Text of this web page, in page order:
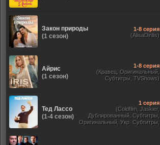
Закон природы
(1 сезон)
1-8 серия
(AlisaDirilis)
Айрис
(1 сезон)
1-8 серия
(Кравец, Оригинальный,
Субтитры, TVShows)
Тед Лассо
(1-4 сезон)
1 серия
(Coldfilm, Jaskier,
Дублированный, Субтитры,
Оригинальный, Укр. Субтитры,